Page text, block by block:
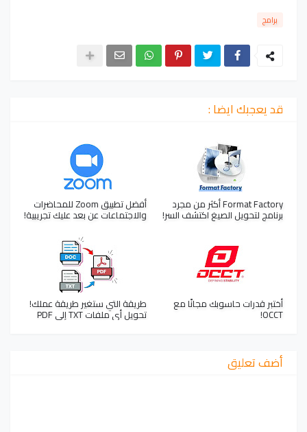
برامج
قد يعجبك ايضا :
Format Factory أكثر من مجرد
برنامج لتحويل الصيغ اكتشف السر!
أفضل تطبيق Zoom للمحاضرات
والاجتماعات عن بعد عليك تجريبية!
أختبر قدرات حاسوبك مجانًا مع
OCCT!
طريقة التي ستغير طريقة عملك!
تحويل أي ملفات TXT إلى PDF
أضف تعليق